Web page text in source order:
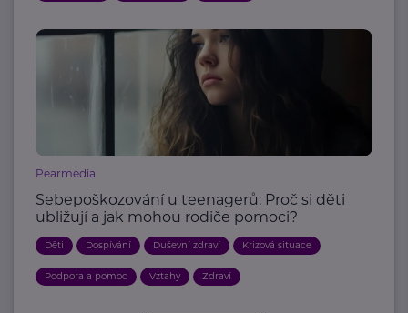
Pearmedia
Sebepoškozování u teenagerů: Proč si děti
ubližují a jak mohou rodiče pomoci?
Děti Dospívání Duševní zdraví Krizová situace
Podpora a pomoc Vztahy Zdraví